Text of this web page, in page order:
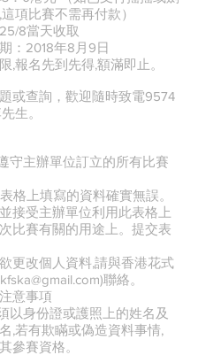
項比賽不需再付款）
8當天收取
：2018年8月9日
,報名先到先得,額滿即止。
或查詢，歡迎隨時致電9574
生。
守主辦單位訂立的所有比賽
格上填寫的資料確實無誤。
接受主辦單位利用此表格上
比賽有關的用途上。提交表
更改個人資料,請與香港花式
聯絡。
意事項
以身份證或護照上的姓名及
,若有欺瞞或偽造資料事情,
參賽資格。